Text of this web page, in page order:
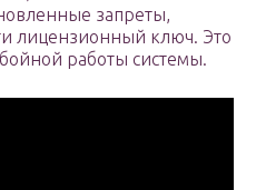
запреты,
лицензионный ключ. Это
работы системы.